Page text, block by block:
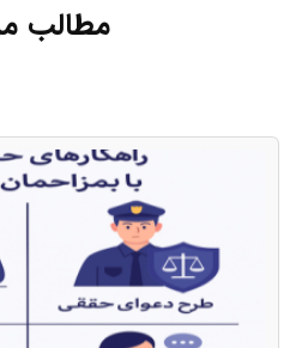
مطالب